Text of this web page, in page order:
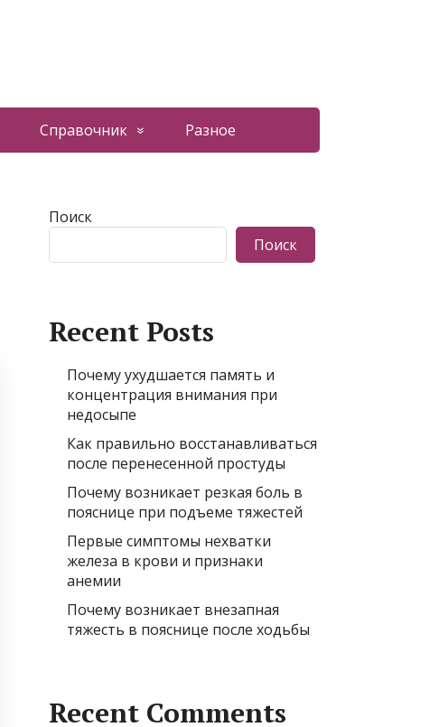
Справочник Разное
Поиск
Поиск
Recent Posts
Почему ухудшается память и
концентрация внимания при
недосыпе
Как правильно восстанавливаться
после перенесенной простуды
Почему возникает резкая боль в
пояснице при подъеме тяжестей
Первые симптомы нехватки
железа в крови и признаки
анемии
Почему возникает внезапная
тяжесть в пояснице после ходьбы
Recent Comments